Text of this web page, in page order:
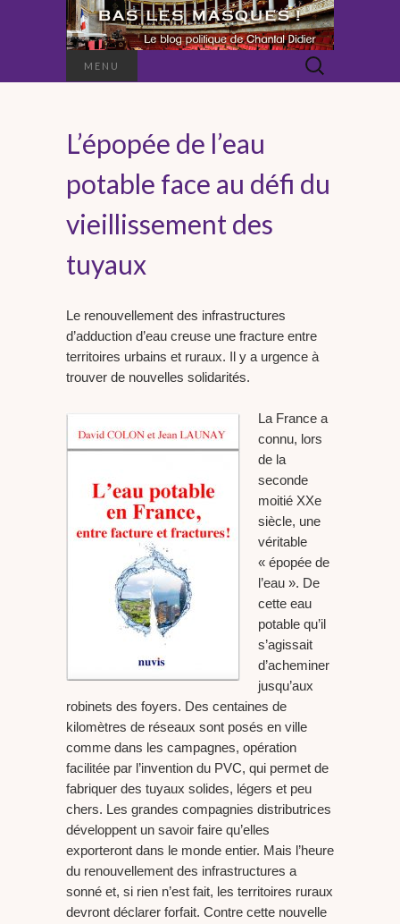
MENU Rechercher :
L’épopée de l’eau
potable face au défi du
vieillissement des
tuyaux
Le renouvellement des infrastructures
d’adduction d’eau creuse une fracture entre
territoires urbains et ruraux. Il y a urgence à
trouver de nouvelles solidarités.
La France a
connu, lors
de la
seconde
moitié XXe
siècle, une
véritable
« épopée de
l’eau ». De
cette eau
potable qu’il
s’agissait
d’acheminer
jusqu’aux
robinets des foyers. Des centaines de
kilomètres de réseaux sont posés en ville
comme dans les campagnes, opération
facilitée par l’invention du PVC, qui permet de
fabriquer des tuyaux solides, légers et peu
chers. Les grandes compagnies distributrices
développent un savoir faire qu’elles
exporteront dans le monde entier. Mais l’heure
du renouvellement des infrastructures a
sonné et, si rien n’est fait, les territoires ruraux
devront déclarer forfait. Contre cette nouvelle